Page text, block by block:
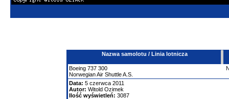
Nazwa samolotu / Linia lotnicza
Boeing 737 300
Norwegian Air Shuttle A.S.
Data: 5 czerwca 2011
Autor: Witold Ozimek
Ilość wyświetleń: 3087